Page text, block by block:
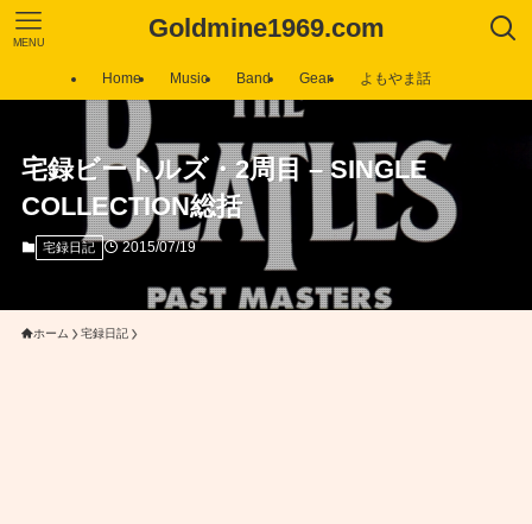
Goldmine1969.com
MENU
Home Music Band Gear よもやま話
宅録ビートルズ・2周目 – SINGLE
COLLECTION総括
宅録日記 2015/07/19
ホーム 宅録日記